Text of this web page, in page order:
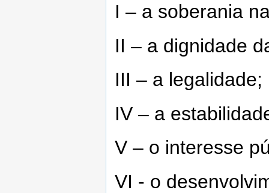
I – a soberania
II – a dignidade
III – a legalidade;
IV – a
V – o interesse
VI - o